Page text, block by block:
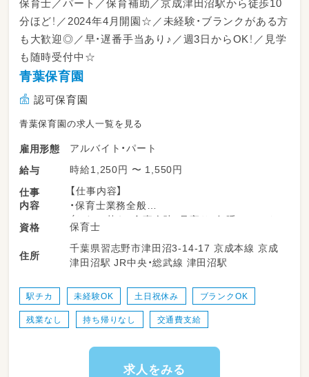
保育士／パート／保育補助／京成津田沼駅から徒歩10
分ほど！／2024年4月開園☆／未経験・ブランクがある方
も大歓迎◎／早・遅番手当あり♪／週3日からOK！／見学
も随時受付中☆
青葉保育園
認可保育園
青葉保育園の求人一覧を見る
雇用形態
アルバイト・パート
給与
時給1,250円 〜 1,550円
仕事
内容
【仕事内容】
・保育士業務全般
（おむつ替え、食事介助、見守り、午睡チェック
等）
資格 保育士
住所
千葉県習志野市津田沼3-14-17 京成本線 京成
津田沼駅 JR中央・総武線 津田沼駅
駅チカ 未経験OK 土日祝休み ブランクOK
残業なし 持ち帰りなし 交通費支給
求人をみる